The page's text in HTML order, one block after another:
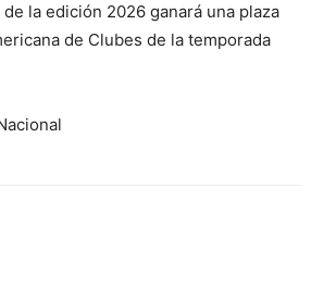
la edición 2026 ganará una plaza
de Clubes de la temporada